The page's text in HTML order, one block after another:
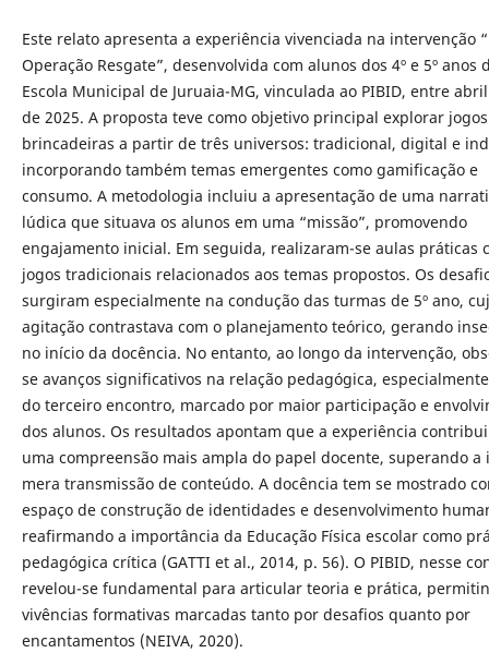
Este relato apresenta a experiência vivenciada na intervenção
Operação Resgate”, desenvolvida com alunos dos 4º e 5º anos
Escola Municipal de Juruaia-MG, vinculada ao PIBID, entre
de 2025. A proposta teve como objetivo principal explorar
brincadeiras a partir de três universos: tradicional, digital e
incorporando também temas emergentes como gamificação e
consumo. A metodologia incluiu a apresentação de uma
lúdica que situava os alunos em uma “missão”, promovendo
engajamento inicial. Em seguida, realizaram-se aulas práticas
jogos tradicionais relacionados aos temas propostos. Os
surgiram especialmente na condução das turmas de 5º ano,
agitação contrastava com o planejamento teórico, gerando
no início da docência. No entanto, ao longo da intervenção,
se avanços significativos na relação pedagógica,
do terceiro encontro, marcado por maior participação e
dos alunos. Os resultados apontam que a experiência
uma compreensão mais ampla do papel docente, superando a
mera transmissão de conteúdo. A docência tem se mostrado
espaço de construção de identidades e desenvolvimento
reafirmando a importância da Educação Física escolar como
pedagógica crítica (GATTI et al., 2014, p. 56). O PIBID, nesse
revelou-se fundamental para articular teoria e prática,
vivências formativas marcadas tanto por desafios quanto por
encantamentos (NEIVA, 2020).